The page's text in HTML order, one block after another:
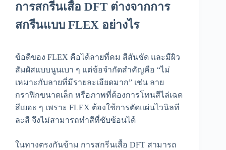
การสกรีนเสื้อ DFT ต่างจากการ
สกรีนแบบ FLEX อย่างไร
ข้อดีของ FLEX คือได้ลายที่คม สีสันชัด และมีผิว
สัมผัสแบบนูนเบา ๆ แต่ข้อจำกัดสำคัญคือ “ไม่
เหมาะกับลายที่มีรายละเอียดมาก” เช่น ลาย
กราฟิกขนาดเล็ก หรือภาพที่ต้องการโทนสีไล่เฉด
สีเยอะ ๆ เพราะ FLEX ต้องใช้การตัดแผ่นไวนิลที
ละสี จึงไม่สามารถทำสีที่ซับซ้อนได้
ในทางตรงกันข้าม การสกรีนเสื้อ DFT สามารถ